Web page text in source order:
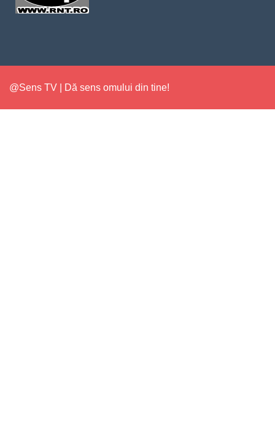
@Sens TV | Dă sens omului din tine!